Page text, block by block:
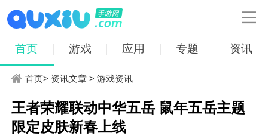

首页 游戏 应用 专题 资讯
首页> 资讯文章 >游戏资讯
王者荣耀联动中华五岳 鼠年五岳主题
限定皮肤新春上线